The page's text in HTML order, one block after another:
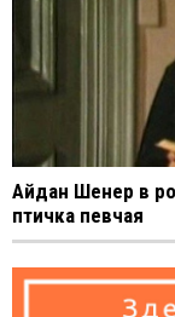
Айдан Шенер в
птичка певчая